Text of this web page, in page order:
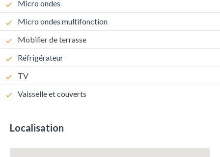
Micro ondes
Micro ondes multifonction
Mobilier de terrasse
Réfrigérateur
TV
Vaisselle et couverts
Localisation